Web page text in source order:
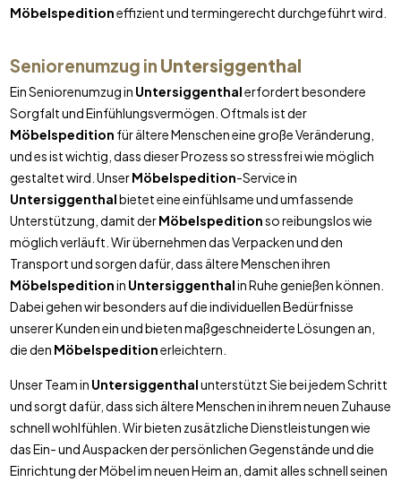
Möbelspeditioneffizient und termingerecht durchgeführt wird.
Seniorenumzug in Untersiggenthal
Ein Seniorenumzug in Untersiggenthalerfordert besondere
Sorgfalt und Einfühlungsvermögen. Oftmals ist der
Möbelspedition für ältere Menschen eine große Veränderung,
und es ist wichtig, dass dieser Prozess so stressfrei wie möglich
gestaltet wird. UnserMöbelspedition-Service in
Untersiggenthalbietet eine einfühlsame und umfassende
Unterstützung, damit derMöbelspeditionso reibungslos wie
möglich verläuft. Wir übernehmen das Verpacken und den
Transport und sorgen dafür, dass ältere Menschen ihren
Möbelspeditionin Untersiggenthalin Ruhe genießen können.
Dabei gehen wir besonders auf die individuellen Bedürfnisse
unserer Kunden ein und bieten maßgeschneiderte Lösungen an,
die den Möbelspeditionerleichtern.
Unser Team in Untersiggenthalunterstützt Sie bei jedem Schritt
und sorgt dafür, dass sich ältere Menschen in ihrem neuen Zuhause
schnell wohlfühlen. Wir bieten zusätzliche Dienstleistungen wie
das Ein- und Auspacken der persönlichen Gegenstände und die
Einrichtung der Möbel im neuen Heim an, damit alles schnell seinen